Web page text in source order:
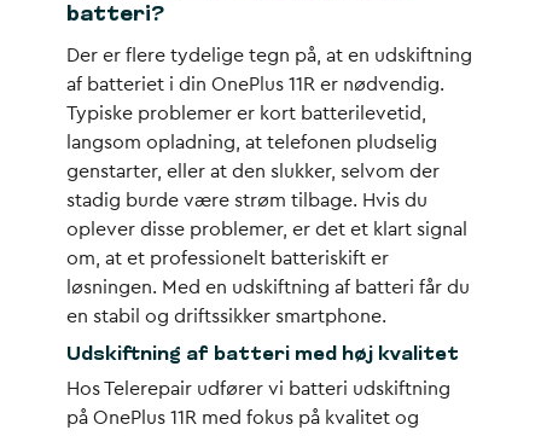
batteri?
Der er flere tydelige tegn på, at en udskiftning
af batteriet i din OnePlus 11R er nødvendig.
Typiske problemer er kort batterilevetid,
langsom opladning, at telefonen pludselig
genstarter, eller at den slukker, selvom der
stadig burde være strøm tilbage. Hvis du
oplever disse problemer, er det et klart signal
om, at et professionelt batteriskift er
løsningen. Med en udskiftning af batteri får du
en stabil og driftssikker smartphone.
Udskiftning af batteri med høj kvalitet
Hos Telerepair udfører vi batteri udskiftning
på OnePlus 11R med fokus på kvalitet og